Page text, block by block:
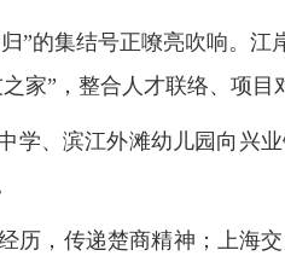
”的集结号正嘹亮吹响。
家”，整合人才联络、项
学、滨江外滩幼儿园向兴
历，传递楚商精神；上海